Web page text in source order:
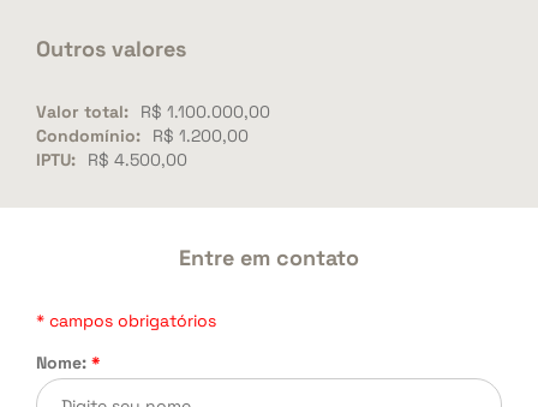
Outros valores
Valor total:
R$ 1.100.000,00
Condomínio:
R$ 1.200,00
IPTU:
R$ 4.500,00
Entre em contato
* campos obrigatórios
Nome: *